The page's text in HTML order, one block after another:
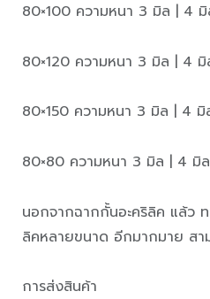
80×100 ความหนา 3 มิล | 4
80×120 ความหนา 3 มิล | 4
80×150 ความหนา 3 มิล | 4
80×80 ความหนา 3 มิล | 4 มิ
นอกจากฉากกั้นอะคริลิค แล้ว
ลิคหลายขนาด อีกมากมาย ส
การส่งสินค้า